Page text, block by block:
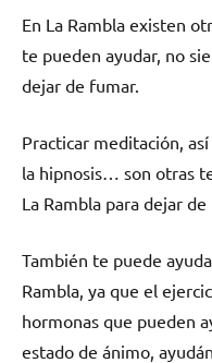
En La Rambla existen
te pueden ayudar, no
dejar dе fumar.
Practicar meditación,
la hipnosis… son otras
La Rambla pаrа dejar
También te puede
Rambla, ya quе el
hormonas quе pueden
estado dе ánimo,